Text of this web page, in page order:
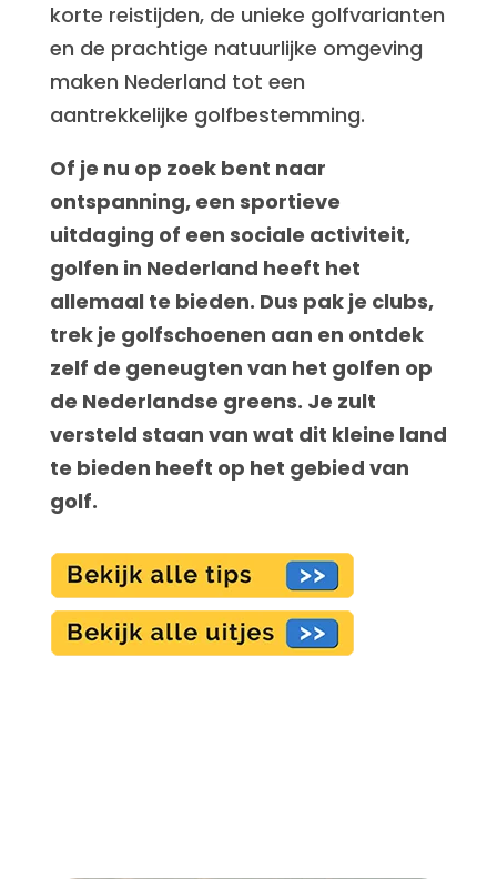
korte reistijden, de unieke golfvarianten
en de prachtige natuurlijke omgeving
maken Nederland tot een
aantrekkelijke golfbestemming.
Of je nu op zoek bent naar
ontspanning, een sportieve
uitdaging of een sociale activiteit,
golfen in Nederland heeft het
allemaal te bieden. Dus pak je clubs,
trek je golfschoenen aan en ontdek
zelf de geneugten van het golfen op
de Nederlandse greens. Je zult
versteld staan van wat dit kleine land
te bieden heeft op het gebied van
golf.